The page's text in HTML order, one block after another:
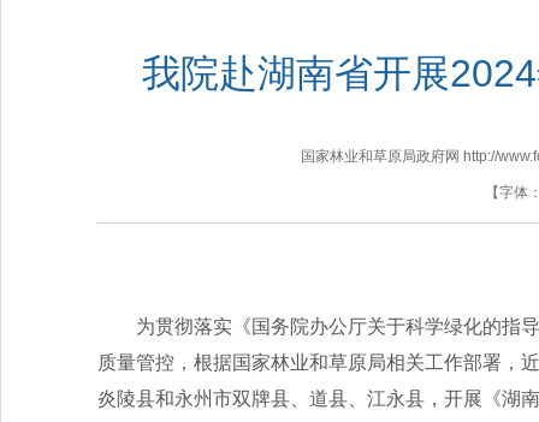
我院赴湖南省开展
国家林业和草原局政府网 http://
【字体
为贯彻落实《国务院办公厅关于科学绿化的指
质量管控，根据国家林业和草原局相关工作部署，
炎陵县和永州市双牌县、道县、江永县，开展《湖